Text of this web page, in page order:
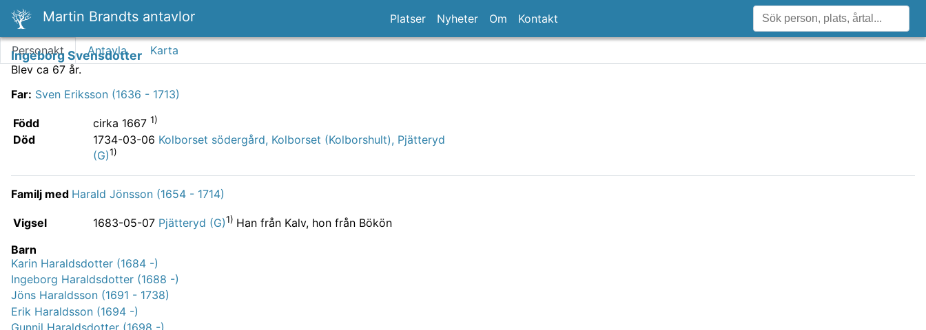
Martin Brandts antavlor Platser Nyheter Om Kontakt
Personakt Antavla Karta
Ingeborg Svensdotter
Blev ca 67 år.
Far: Sven Eriksson (1636 - 1713)
Född cirka 1667 1)
Död 1734-03-06 Kolborset södergård, Kolborset (Kolborshult), Pjätteryd
(G)1)
Familj med Harald Jönsson (1654 - 1714)
Vigsel 1683-05-07 Pjätteryd (G)1) Han från Kalv, hon från Bökön
Barn
Karin Haraldsdotter (1684 -)
Ingeborg Haraldsdotter (1688 -)
Jöns Haraldsson (1691 - 1738)
Erik Haraldsson (1694 -)
Gunnil Haraldsdotter (1698 -)